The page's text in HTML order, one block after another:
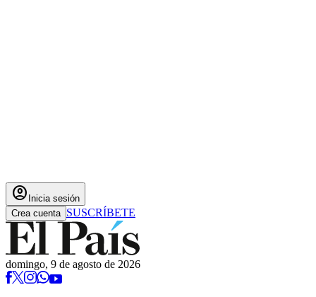
account_circle Inicia sesión
Crea cuenta SUSCRÍBETE
domingo, 9 de agosto de 2026